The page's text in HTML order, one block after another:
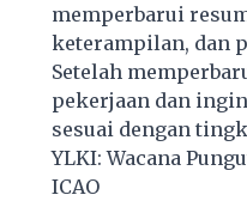
memperbarui
keterampilan, dan
Setelah
pekerjaan dan
sesuai dengan
YLKI: Wacana
ICAO